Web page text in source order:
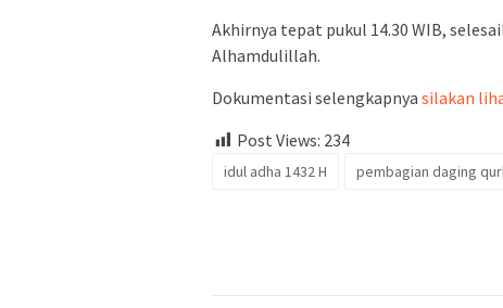
Akhirnya tepat pukul 14.30 WIB,
Alhamdulillah.
Dokumentasi selengkapnya silakan
Post Views: 234
idul adha 1432 H pembagian daging